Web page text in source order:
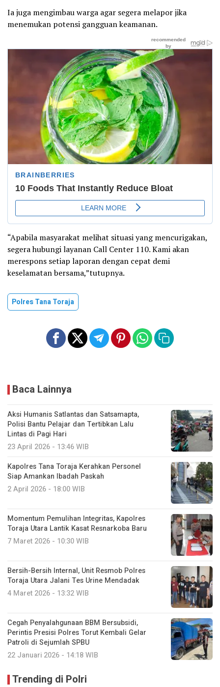
Ia juga mengimbau warga agar segera melapor jika
menemukan potensi gangguan keamanan.
“Apabila masyarakat melihat situasi yang mencurigakan,
segera hubungi layanan Call Center 110. Kami akan
merespons setiap laporan dengan cepat demi
keselamatan bersama,”tutupnya.
Polres Tana Toraja
Baca Lainnya
Aksi Humanis Satlantas dan Satsamapta,
Polisi Bantu Pelajar dan Tertibkan Lalu
Lintas di Pagi Hari
23 April 2026 - 13:46 WIB
Kapolres Tana Toraja Kerahkan Personel
Siap Amankan Ibadah Paskah
2 April 2026 - 18:00 WIB
Momentum Pemulihan Integritas, Kapolres
Toraja Utara Lantik Kasat Resnarkoba Baru
7 Maret 2026 - 10:30 WIB
Bersih-Bersih Internal, Unit Resmob Polres
Toraja Utara Jalani Tes Urine Mendadak
4 Maret 2026 - 13:32 WIB
Cegah Penyalahgunaan BBM Bersubsidi,
Perintis Presisi Polres Torut Kembali Gelar
Patroli di Sejumlah SPBU
22 Januari 2026 - 14:18 WIB
Trending di Polri